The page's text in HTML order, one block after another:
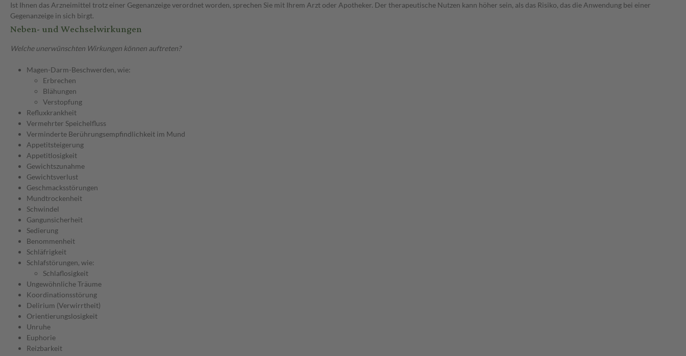
Ist Ihnen das Arzneimittel trotz einer Gegenanzeige verordnet worden, sprechen Sie mit Ihrem Arzt oder Apotheker. Der therapeutische Nutzen kann höher sein, als das Risiko, das die Anwendung bei einer
Gegenanzeige in sich birgt.
Neben- und Wechselwirkungen
Welche unerwünschten Wirkungen können auftreten?
Magen-Darm-Beschwerden, wie:
Erbrechen
Blähungen
Verstopfung
Refluxkrankheit
Vermehrter Speichelfluss
Verminderte Berührungsempfindlichkeit im Mund
Appetitsteigerung
Appetitlosigkeit
Gewichtszunahme
Gewichtsverlust
Geschmacksstörungen
Mundtrockenheit
Schwindel
Gangunsicherheit
Sedierung
Benommenheit
Schläfrigkeit
Schlafstörungen, wie:
Schlaflosigkeit
Ungewöhnliche Träume
Koordinationsstörung
Delirium (Verwirrtheit)
Orientierungslosigkeit
Unruhe
Euphorie
Reizbarkeit